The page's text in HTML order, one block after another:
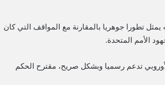
تطورا جوهريا بالمقارنة مع المواقف التي كان
الأمم المتحدة.
تدعم رسميا وبشكل صريح، مقترح الحكم